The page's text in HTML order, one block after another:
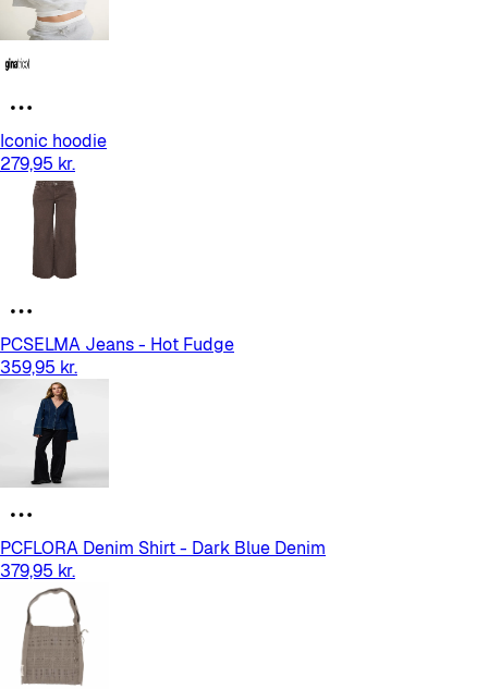
Iconic hoodie
279,95 kr.
PCSELMA Jeans - Hot Fudge
359,95 kr.
PCFLORA Denim Shirt - Dark Blue Denim
379,95 kr.